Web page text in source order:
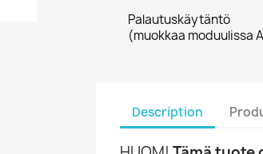
Palautuskäytäntö
(muokkaa moduulissa
Description